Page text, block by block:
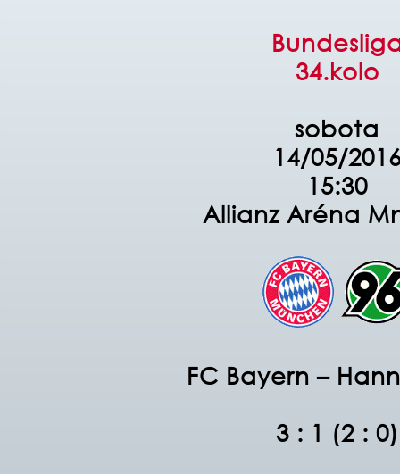
34.kolo
sobota
14/05/
15:30
Allianz Aréna
FC Bayern –
3 : 1 (2 : 0)